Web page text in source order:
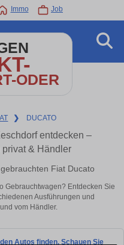
Immo Job
ODER
❯ DUCATO
entdecken –
& Händler
Fiat Ducato
Gebrauchtwagen? Entdecken Sie
Ausführungen und
vom Händler.
Autos finden. Schauen Sie